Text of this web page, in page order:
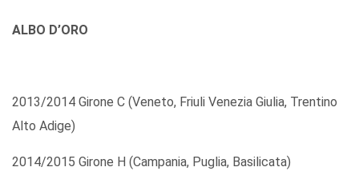
ALBO D’ORO
2013/2014 Girone C (Veneto, Friuli Venezia Giulia, Trentino
Alto Adige)
2014/2015 Girone H (Campania, Puglia, Basilicata)